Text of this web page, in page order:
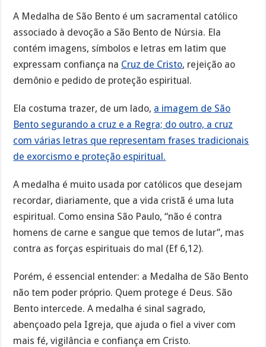
A Medalha de São Bento é um sacramental católico
associado à devoção a São Bento de Núrsia. Ela
contém imagens, símbolos e letras em latim que
expressam confiança na Cruz de Cristo, rejeição ao
demônio e pedido de proteção espiritual.
Ela costuma trazer, de um lado, a imagem de São
Bento segurando a cruz e a Regra; do outro, a cruz
com várias letras que representam frases tradicionais
de exorcismo e proteção espiritual.
A medalha é muito usada por católicos que desejam
recordar, diariamente, que a vida cristã é uma luta
espiritual. Como ensina São Paulo, “não é contra
homens de carne e sangue que temos de lutar”, mas
contra as forças espirituais do mal (Ef 6,12).
Porém, é essencial entender: a Medalha de São Bento
não tem poder próprio. Quem protege é Deus. São
Bento intercede. A medalha é sinal sagrado,
abençoado pela Igreja, que ajuda o fiel a viver com
mais fé, vigilância e confiança em Cristo.